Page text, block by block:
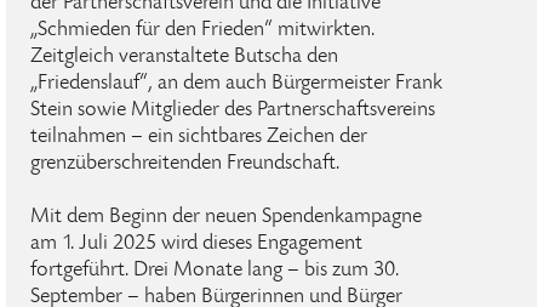
„Schmieden für den Frieden“ mitwirkten.
Zeitgleich veranstaltete Butscha den
„Friedenslauf“, an dem auch Bürgermeister Frank
Stein sowie Mitglieder des Partnerschaftsvereins
teilnahmen – ein sichtbares Zeichen der
grenzüberschreitenden Freundschaft.
Mit dem Beginn der neuen Spendenkampagne
am 1. Juli 2025 wird dieses Engagement
fortgeführt. Drei Monate lang – bis zum 30.
September – haben Bürgerinnen und Bürger